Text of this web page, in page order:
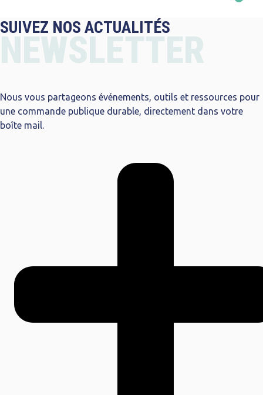
SUIVEZ NOS ACTUALITÉS
NEWSLETTER
Nous vous partageons événements, outils et ressources pour
une commande publique durable, directement dans votre
boîte mail.